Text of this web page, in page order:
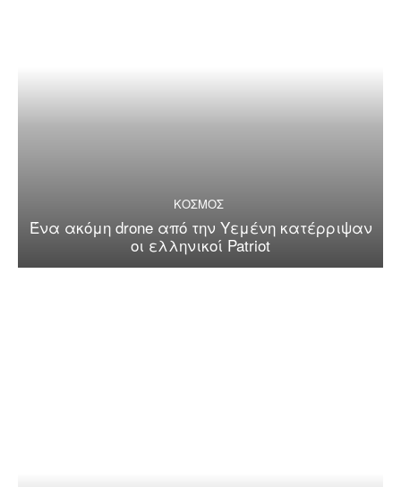
ΚΟΣΜΟΣ
Ένα ακόμη drone από την Υεμένη κατέρριψαν
οι ελληνικοί Patriot